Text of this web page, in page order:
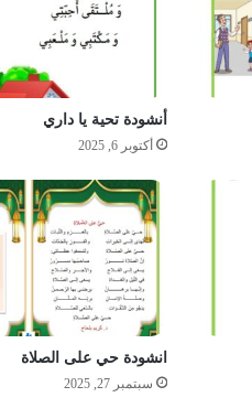
أنشودة تحية يا داري
أكتوبر 6, 2025
انشودة حي على الصلاة
سبتمبر 27, 2025